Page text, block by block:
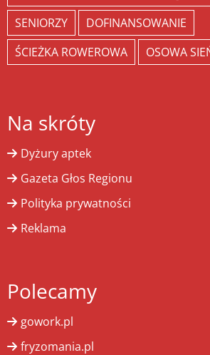
SENIORZY
DOFINANSOWANIE
ŚCIEŻKA ROWEROWA
OSOWA
Na skróty
Dyżury aptek
Gazeta Głos Regionu
Polityka prywatności
Reklama
Polecamy
gowork.pl
fryzomania.pl